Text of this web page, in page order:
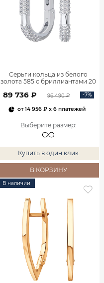
Серьги кольца из белого
золота 585 с бриллиантами 20
89 736 ₽ 96 490 ₽ -7%
от14 956 ₽x 6 платежей
Выберите размер:
Купить в один клик
В КОРЗИНУ
В наличии